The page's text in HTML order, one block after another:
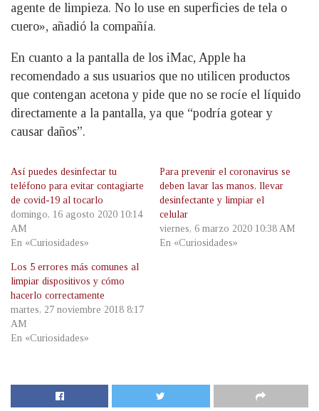
agente de limpieza. No lo use en superficies de tela o
cuero», añadió la compañía.
En cuanto a la pantalla de los iMac, Apple ha
recomendado a sus usuarios que no utilicen productos
que contengan acetona y pide que no se rocíe el líquido
directamente a la pantalla, ya que “podría gotear y
causar daños”.
Así puedes desinfectar tu
teléfono para evitar contagiarte
de covid-19 al tocarlo
domingo, 16 agosto 2020 10:14
AM
En «Curiosidades»
Para prevenir el coronavirus se
deben lavar las manos, llevar
desinfectante y limpiar el
celular
viernes, 6 marzo 2020 10:38 AM
En «Curiosidades»
Los 5 errores más comunes al
limpiar dispositivos y cómo
hacerlo correctamente
martes, 27 noviembre 2018 8:17
AM
En «Curiosidades»